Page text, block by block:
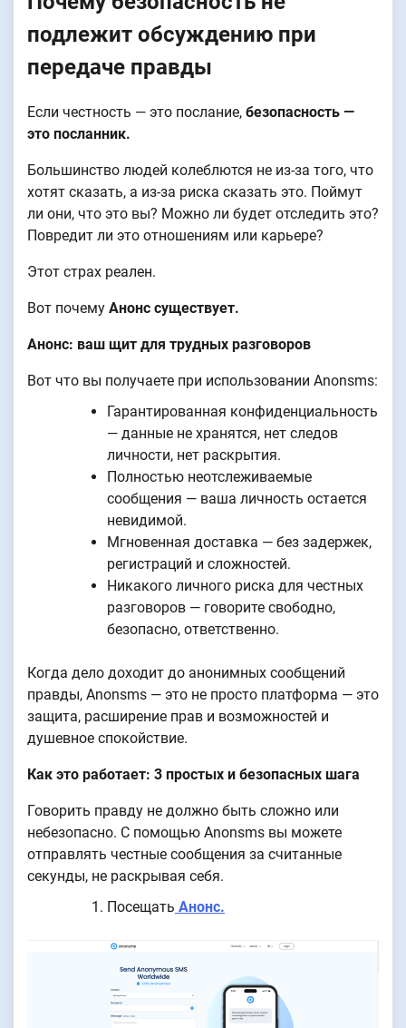
подлежит обсуждению при
передаче правды
Если честность — это послание, безопасность —
это посланник.
Большинство людей колеблются не из-за того, что
хотят сказать, а из-за риска сказать это. Поймут
ли они, что это вы? Можно ли будет отследить это?
Повредит ли это отношениям или карьере?
Этот страх реален.
Вот почему Анонс существует.
Анонс: ваш щит для трудных разговоров
Вот что вы получаете при использовании Anonsms:
Гарантированная конфиденциальность
— данные не хранятся, нет следов
личности, нет раскрытия.
Полностью неотслеживаемые
сообщения — ваша личность остается
невидимой.
Мгновенная доставка — без задержек,
регистраций и сложностей.
Никакого личного риска для честных
разговоров — говорите свободно,
безопасно, ответственно.
Когда дело доходит до анонимных сообщений
правды, Anonsms — это не просто платформа — это
защита, расширение прав и возможностей и
душевное спокойствие.
Как это работает: 3 простых и безопасных шага
Говорить правду не должно быть сложно или
небезопасно. С помощью Anonsms вы можете
отправлять честные сообщения за считанные
секунды, не раскрывая себя.
Посещать Анонс.